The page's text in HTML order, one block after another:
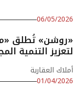
06/05/2026
«روشن» تُطلق
لتعزيز التنمية
أملاك العقارية
01/04/2026